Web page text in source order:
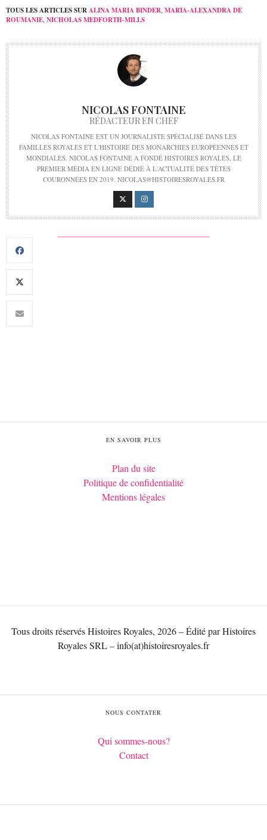
TOUS LES ARTICLES SURALINA MARIA BINDER, MARIA-ALEXANDRA DE
ROUMANIE, NICHOLAS MEDFORTH-MILLS
NICOLAS FONTAINE
RÉDACTEUR EN CHEF
NICOLAS FONTAINE EST UN JOURNALISTE SPÉCIALISÉ DANS LES
FAMILLES ROYALES ET L'HISTOIRE DES MONARCHIES EUROPÉENNES ET
MONDIALES. NICOLAS FONTAINE A FONDÉ HISTOIRES ROYALES, LE
PREMIER MÉDIA EN LIGNE DÉDIÉ À L'ACTUALITÉ DES TÊTES
COURONNÉES EN 2019. NICOLAS@HISTOIRESROYALES.FR
EN SAVOIR PLUS
Plan du site
Politique de confidentialité
Mentions légales
Tous droits réservés Histoires Royales, 2026 – Édité par Histoires
Royales SRL – info(at)histoiresroyales.fr
NOUS CONTATER
Qui sommes-nous?
Contact